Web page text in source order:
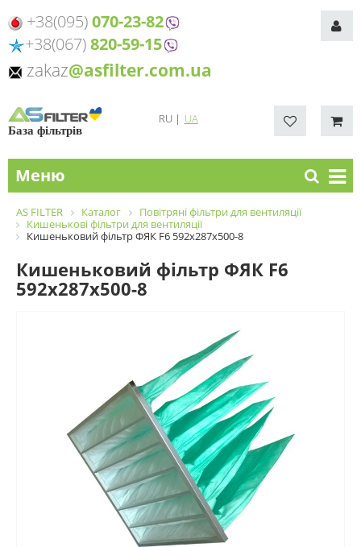
+38(095)070-23-82
+38(067)820-59-15
zakaz@asfilter.com.ua
База фільтрів
RU | UA
Меню
AS FILTER Каталог
Повітряні фільтри для вентиляції
Кишенькові фільтри для вентиляції
Кишеньковий фільтр ФЯК F6 592х287х500-8
Кишеньковий фільтр ФЯК F6
592х287х500-8